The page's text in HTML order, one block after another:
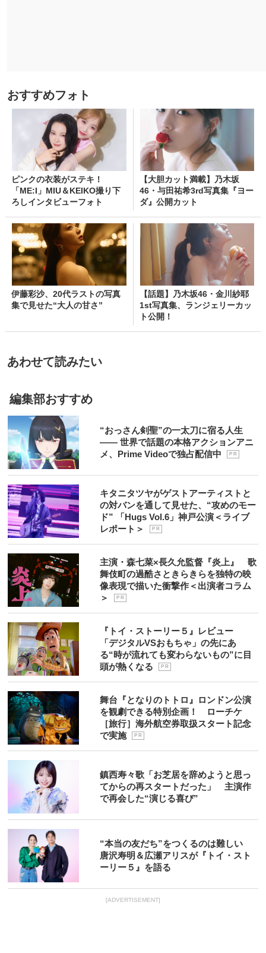
おすすめフォト
ピンクの衣装がステキ！
「ME:I」MIU＆KEIKO撮り下
ろしインタビューフォト
【大胆カット満載】乃木坂
46・与田祐希3rd写真集『ヨー
ダ』公開カット
伊藤彩沙、20代ラストの写真
集で見せた“大人の甘さ”
【話題】乃木坂46・金川紗耶
1st写真集、ランジェリーカッ
ト公開！
あわせて読みたい
編集部おすすめ
“おっさん剣聖”の一太刀に宿る人生
―― 世界で話題の本格アクションアニ
メ、Prime Videoで独占配信中
P R
キタニタツヤがゲストアーティストと
の対バンを通して見せた、“攻めのモー
ド” 「Hugs Vol.6」神戸公演＜ライブ
レポート＞
P R
主演・森七菜×長久允監督『炎上』 歌
舞伎町の過酷さときらきらを独特の映
像表現で描いた衝撃作＜出演者コラム
＞
P R
『トイ・ストーリー５』レビュー
「デジタルVSおもちゃ」の先にあ
る“時が流れても変わらないもの”に目
頭が熱くなる
P R
舞台『となりのトトロ』ロンドン公演
を観劇できる特別企画！ ローチケ
［旅行］海外航空券取扱スタート記念
で実施
P R
鎮西寿々歌「お芝居を辞めようと思っ
てからの再スタートだった」 主演作
で再会した“演じる喜び”
“本当の友だち”をつくるのは難しい
唐沢寿明＆広瀬アリスが『トイ・スト
ーリー５』を語る
[ADVERTISEMENT]